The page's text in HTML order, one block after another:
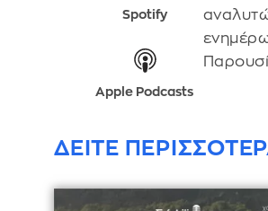
Spotify
Apple Podcasts
ΔΕΙΤΕ